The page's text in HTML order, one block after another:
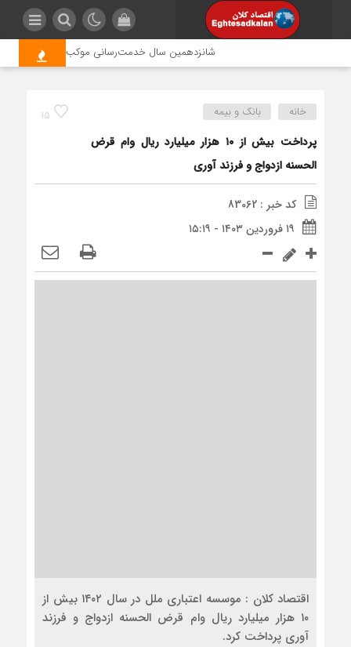
شانزدهمین سال خدمت‌رسانی موکب امام رضا (ع)
15 خانه بانک و بیمه
پرداخت بیش از ۱۰ هزار میلیارد ریال وام قرض
الحسنه ازدواج و فرزند آوری
کد خبر : 83062
۱۹ فروردین ۱۴۰۳ - ۱۵:۱۹
اقتصاد کلان : موسسه اعتباری ملل در سال ۱۴۰۲ بیش از
۱۰ هزار میلیارد ریال وام قرض الحسنه ازدواج و فرزند
آوری پرداخت کرد.